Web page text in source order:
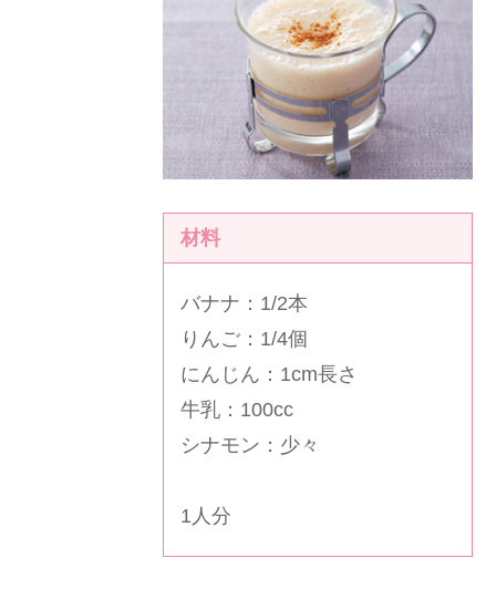
材料
バナナ：1/2本
りんご：1/4個
にんじん：1cm長さ
牛乳：100cc
シナモン：少々
1人分